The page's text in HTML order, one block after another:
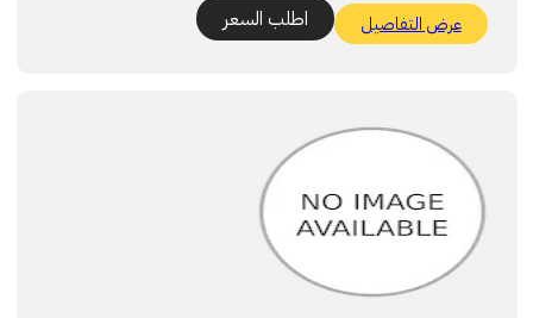
عرض التفاصيل اطلب السعر